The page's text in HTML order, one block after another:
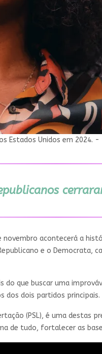
Estados Unidos em 2024. -
novembro acontecerá a
e o Democrata,
que buscar uma
dos dois partidos principais.
(PSL), é uma destas
de tudo, fortalecer as